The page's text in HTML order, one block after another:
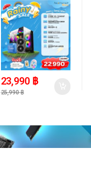
3050 / 16GB DDR4
3200MHz / M.2 512GB
- 8%
23,990 ฿
25,990฿